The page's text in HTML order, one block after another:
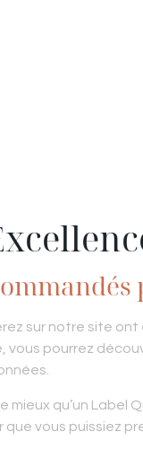
sur notre site
vous pourrez
mieux qu’un Label
vous puissiez